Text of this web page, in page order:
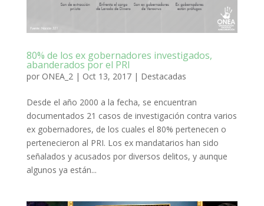
80% de los ex gobernadores investigados,
abanderados por el PRI
por ONEA_2| Oct 13, 2017| Destacadas
Desde el año 2000 a la fecha, se encuentran
documentados 21 casos de investigación contra varios
ex gobernadores, de los cuales el 80% pertenecen o
pertenecieron al PRI. Los ex mandatarios han sido
señalados y acusados por diversos delitos, y aunque
algunos ya están...